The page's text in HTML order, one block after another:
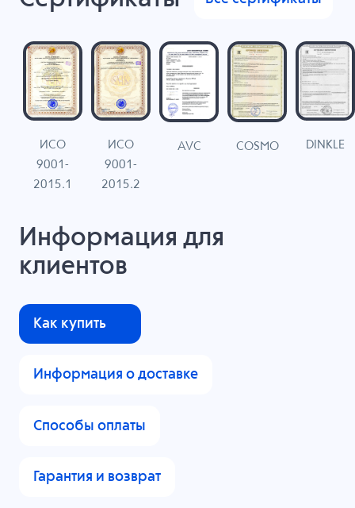
ИСО
9001-
2015.1
ИСО
9001-
2015.2
AVC COSMO DINKLE
Информация для
клиентов
Как купить
Информация о доставке
Способы оплаты
Гарантия и возврат